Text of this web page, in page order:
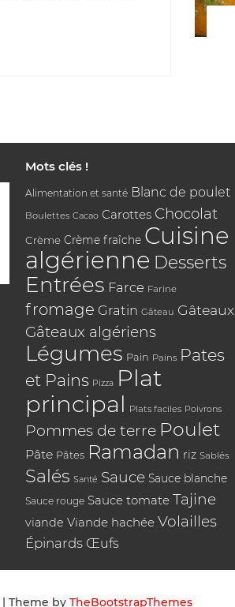
Mots clés !
Alimentation et santé Blanc de poulet
Boulettes Cacao Carottes Chocolat
Crème Crème fraîche Cuisine
algérienne Desserts
Entrées Farce Farine
fromage Gratin Gâteau Gâteaux
Gâteaux algériens
Légumes Pain Pains Pates
et Pains Pizza Plat
principal Plats faciles Poivrons
Pommes de terre Poulet
Pâte Pâtes Ramadan riz Sablés
Salés Santé Sauce Sauce blanche
Sauce rouge Sauce tomate Tajine
viande Viande hachée Volailles
Épinards Œufs
| Theme by TheBootstrapThemes